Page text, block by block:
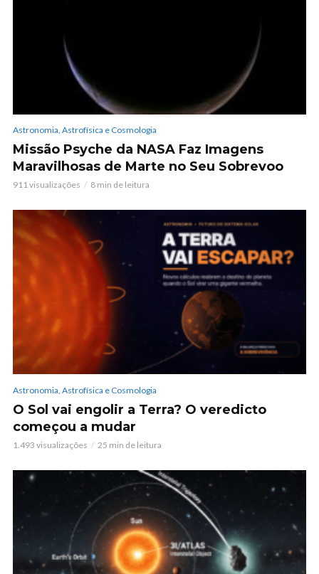
Astronomia, Astrofísica e Cosmologia
Missão Psyche da NASA Faz Imagens
Maravilhosas de Marte no Seu Sobrevoo
911 visualizações 8 min de leitura
Astronomia, Astrofísica e Cosmologia
O Sol vai engolir a Terra? O veredicto
começou a mudar
1.493 visualizações 25 min de leitura